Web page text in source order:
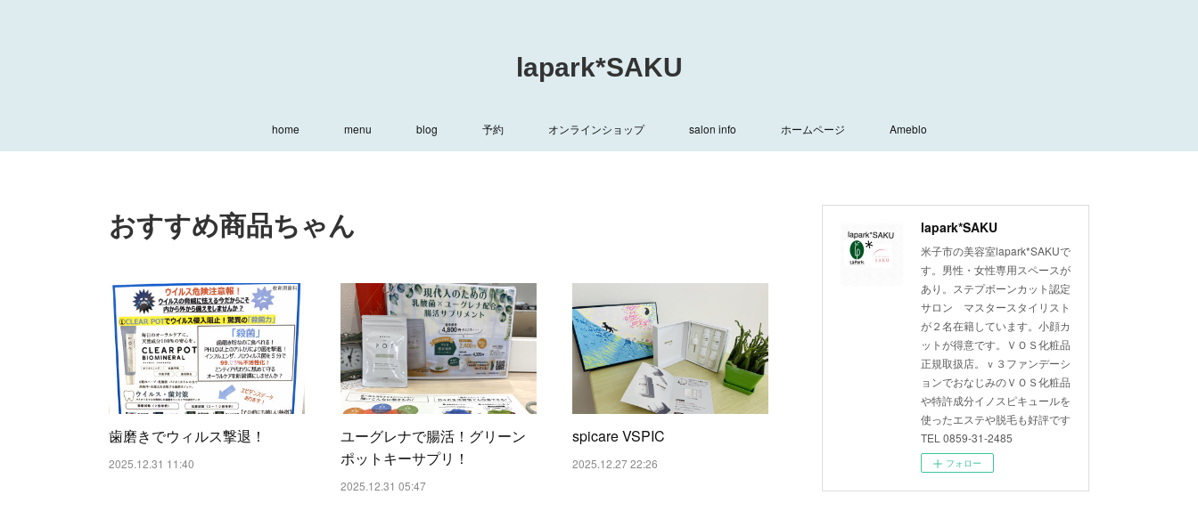
lapark*SAKU
home menu blog 予約 オンラインショップ salon info ホームページ Ameblo
おすすめ商品ちゃん
歯磨きでウィルス撃退！
2025.12.31 11:40
ユーグレナで腸活！グリーン
ポットキーサプリ！
2025.12.31 05:47
spicare VSPIC
2025.12.27 22:26
lapark*SAKU
米子市の美容室lapark*SAKUで
す。男性・女性専用スペースが
あり。ステプボーンカット認定
サロン マスタースタイリスト
が２名在籍しています。小顔カ
ットが得意です。ＶＯＳ化粧品
正規取扱店。ｖ３ファンデーシ
ョンでおなじみのＶＯＳ化粧品
や特許成分イノスピキュールを
使ったエステや脱毛も好評です
TEL 0859-31-2485
フォロー